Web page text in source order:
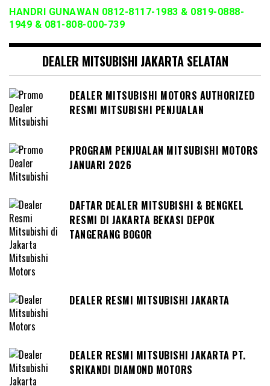
HANDRI GUNAWAN 0812-8117-1983 & 0819-0888-
1949 & 081-808-000-739
DEALER MITSUBISHI JAKARTA SELATAN
DEALER MITSUBISHI MOTORS AUTHORIZED
RESMI MITSUBISHI PENJUALAN
PROGRAM PENJUALAN MITSUBISHI MOTORS
JANUARI 2026
DAFTAR DEALER MITSUBISHI & BENGKEL
RESMI DI JAKARTA BEKASI DEPOK
TANGERANG BOGOR
DEALER RESMI MITSUBISHI JAKARTA
DEALER RESMI MITSUBISHI JAKARTA PT.
SRIKANDI DIAMOND MOTORS